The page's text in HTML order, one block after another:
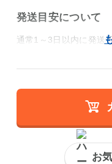
発送目安について
通常1～3日以内に発送
お